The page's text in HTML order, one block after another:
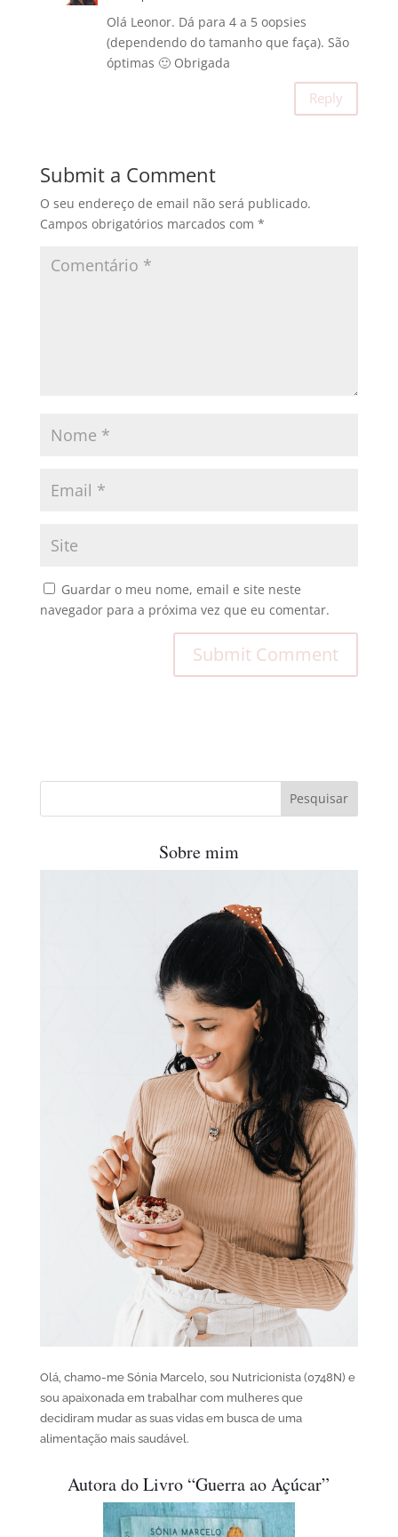
Olá Leonor. Dá para 4 a 5 oopsies
(dependendo do tamanho que faça). São
óptimas 🙂 Obrigada
Reply
Submit a Comment
O seu endereço de email não será publicado.
Campos obrigatórios marcados com *
Guardar o meu nome, email e site neste
navegador para a próxima vez que eu comentar.
Sobre mim
Olá, chamo-me Sónia Marcelo, sou Nutricionista (0748N) e
sou apaixonada em trabalhar com mulheres que
decidiram mudar as suas vidas em busca de uma
alimentação mais saudável.
Autora do Livro “Guerra ao Açúcar”